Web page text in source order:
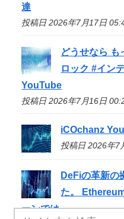
達
投稿日 2026年7月17日
どうせなら も
ロック #イン
YouTube
投稿日 2026年7月16日
iCOchanz
投稿日 2026年7
DeFiの革新の
た。
ーンでは